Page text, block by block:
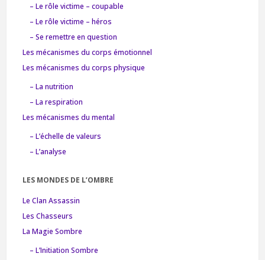
– Le rôle victime – coupable
– Le rôle victime – héros
– Se remettre en question
Les mécanismes du corps émotionnel
Les mécanismes du corps physique
– La nutrition
– La respiration
Les mécanismes du mental
– L’échelle de valeurs
– L’analyse
LES MONDES DE L’OMBRE
Le Clan Assassin
Les Chasseurs
La Magie Sombre
– L’Initiation Sombre